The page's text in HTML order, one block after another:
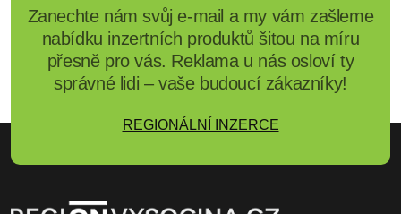
Zanechte nám svůj e-mail a my vám zašleme
nabídku inzertních produktů šitou na míru
přesně pro vás. Reklama u nás osloví ty
správné lidi – vaše budoucí zákazníky!
REGIONÁLNÍ INZERCE